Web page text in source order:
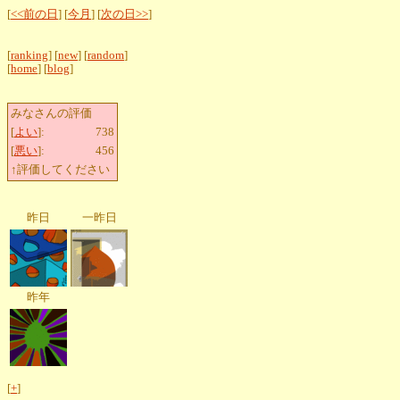
[<<前の日 ] [今月 ] [次の日>>]
[ranking] [new] [random]
[home] [blog]
みなさんの評価
[よい]:
738
[悪い]:
456
↑評価してください
昨日 一昨日
昨年
[+]